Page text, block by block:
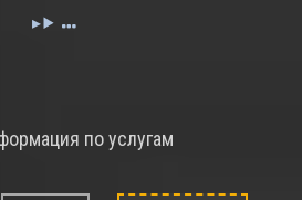
по услугам